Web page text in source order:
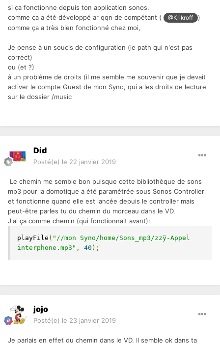
si ça fonctionne depuis ton application sonos.
comme ça a été développé ar qqn de compétant (
@Krikroff
)
comme ça a très bien fonctionné chez moi,
Je pense à un soucis de configuration (le path qui n'est pas
correct)
ou (et ?)
à un problème de droits (il me semble me souvenir que je devait
activer le compte Guest de mon Syno, qui a les droits de lecture
sur le dossier /music
Did
Posté(e) le 22 janvier 2019
Le chemin me semble bon puisque cette bibliothèque de sons
mp3 pour la domotique a été paramétrée sous Sonos Controller
et fonctionne quand elle est lancée depuis le controller mais
peut-être parles tu du chemin du morceau dans le VD.
J'ai ça comme chemin (qui fonctionnait avant):
playFile ( "//mon Syno/home/Sons_mp3/zzÿ-Appel
interphone.mp3" , 40 );
jojo
Posté(e) le 23 janvier 2019
Je parlais en effet du chemin dans le VD. Il semble ok dans ta